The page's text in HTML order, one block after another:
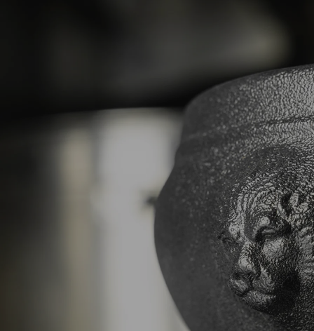
style plus contemporain, le designer Eric Berthes a
créé la soupière Likid dont les courbes créent le
mouvement comme déformé par le liquide qu’elle
contient. Proposée en blanc porcelaine, elle se
distingue particulièrement dans sa version noir mat
extérieur et gris brillant intérieur.